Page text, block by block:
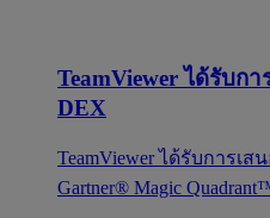
TeamViewer ได้รับก
DEX
TeamViewer ได้รับการเ
Gartner® Magic